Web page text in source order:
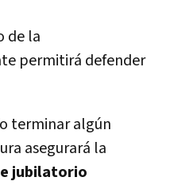
de la
permitirá defender
terminar algún
asegurará la
jubilatorio